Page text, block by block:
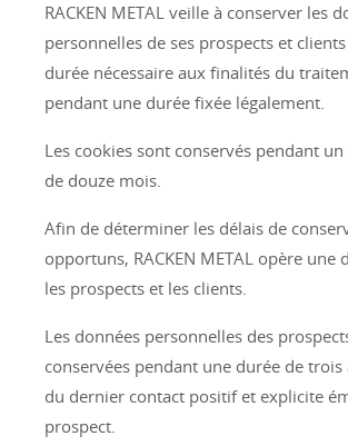
RACKEN METAL veille à conserver les
personnelles de ses prospects et
durée nécessaire aux finalités du
pendant une durée fixée légalement.
Les cookies sont conservés pendant
de douze mois.
Afin de déterminer les délais de
opportuns, RACKEN METAL opère
les prospects et les clients.
Les données personnelles des
conservées pendant une durée de
du dernier contact positif et explicite
prospect.